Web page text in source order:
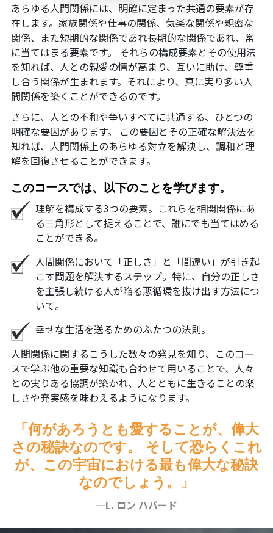
あらゆる人間関係には、明確に定まった共通の要素が存
在します。家族関係や仕事の関係、気楽な関係や親密な
関係、また短期的な関係であれ長期的な関係であれ、常
に当てはまる要素です。 それらの構成要素とその使用法
を知れば、人との親愛の情が高まり、互いに助け、尊重
し合う関係が生まれます。それにより、真に実り多い人
間関係を築くことができるのです。
さらに、人との不和や争いすべてに共通する、ひとつの
明確な要因があります。 この要因とその正確な解決法を
知れば、人間関係上のあらゆる対立を解決し、調和と理
解を回復させることができます。
このコースでは、以下のことを学びます。
理解を構成する3つの要素。これらを相関関係にあ
る三角形として捉えることで、誰にでも当てはめる
ことができる。
人間関係において「正しさ」と「間違い」が引き起
こす問題を解決するステップ。特に、自分の正しさ
を主張し続ける人が陥る悪循環を抜け出す方法につ
いて。
幸せな生活を送るためのふたつの法則。
人間関係に関するこうした数々の発見を知り、このコー
スで学ぶ他の重要な知識も合わせて用いることで、人々
との実りある協調が築かれ、人とともに生きることの楽
しさや充実感を味わえるようになります。
「何があろうとも愛することが、偉大
さの秘訣なのです。 そして恐らくこれ
が、この宇宙における最も偉大な秘訣
なのでしょう。」
—L. ロン ハバード